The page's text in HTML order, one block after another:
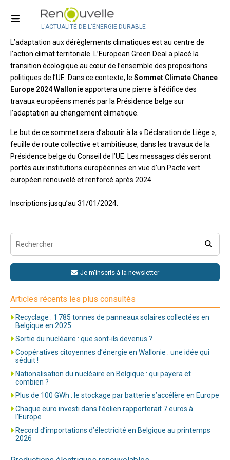
L'ACTUALITÉ DE L'ÉNERGIE DURABLE
Sommet Climate Chance Europe
2024 Wallonie
L’adaptation aux dérèglements climatiques est au centre de
l’action climat territoriale. L’European Green Deal a placé la
transition écologique au cœur de l’ensemble des propositions
politiques de l’UE. Dans ce contexte, le Sommet Climate Chance
Europe 2024 Wallonieapportera une pierre à l’édifice des
travaux européens menés par la Présidence belge sur
l’adaptation au changement climatique.
Le but de ce sommet sera d’aboutir à la « Déclaration de Liège »,
feuille de route collective et ambitieuse, dans les travaux de la
Présidence belge du Conseil de l’UE. Les messages clés seront
portés aux institutions européennes en vue d’un Pacte vert
européen renouvelé et renforcé après 2024.
Inscriptions jusqu’au 31/01/2024.
Je m'inscris à la newsletter
Articles récents les plus consultés
Recyclage : 1 785 tonnes de panneaux solaires collectées en
Belgique en 2025
Sortie du nucléaire : que sont-ils devenus ?
Coopératives citoyennes d’énergie en Wallonie : une idée qui
séduit !
Nationalisation du nucléaire en Belgique : qui payera et
combien ?
Plus de 100 GWh : le stockage par batterie s’accélère en Europe
Chaque euro investi dans l’éolien rapporterait 7 euros à
l’Europe
Record d’importations d’électricité en Belgique au printemps
2026